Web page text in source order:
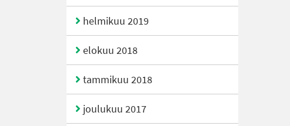
helmikuu 2019
elokuu 2018
tammikuu 2018
joulukuu 2017